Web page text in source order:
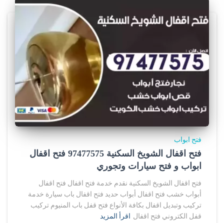
فتح ابواب
فتح اقفال الشويخ السكنية 97477575 فتح اقفال
ابواب و فتح سيارات وتجوري
فتح اقفال الشويخ السكنية نقدم خدمة فتح اقفال فتح اقفال
أبواب خشب فتح اقفال أبواب حديد فتح اقفال باب سيارة خدمة
تركيب وتبديل اقفال بكافة الأنواع فتح قفل باب المنيوم تركيب
قفل الكتروني فتح اقفال اقرأ المزيد